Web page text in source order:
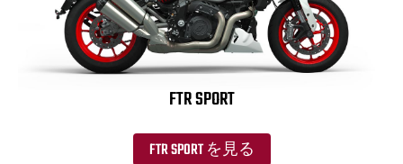
FTR SPORT
FTR SPORT を見る